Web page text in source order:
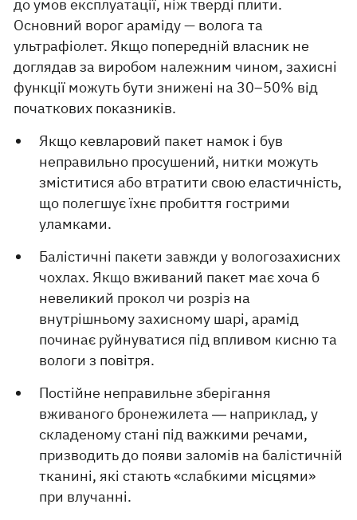
до умов експлуатації, ніж тверді плити.
Основний ворог араміду — волога та
ультрафіолет. Якщо попередній власник не
доглядав за виробом належним чином, захисні
функції можуть бути знижені на 30–50% від
початкових показників.
Якщо кевларовий пакет намок і був
неправильно просушений, нитки можуть
зміститися або втратити свою еластичність,
що полегшує їхнє пробиття гострими
уламками.
Балістичні пакети завжди у вологозахисних
чохлах. Якщо вживаний пакет має хоча б
невеликий прокол чи розріз на
внутрішньому захисному шарі, арамід
починає руйнуватися під впливом кисню та
вологи з повітря.
Постійне неправильне зберігання
вживаного бронежилета ― наприклад, у
складеному стані під важкими речами,
призводить до появи заломів на балістичній
тканині, які стають «слабкими місцями»
при влучанні.